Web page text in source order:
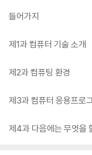
들어가지
제1과 컴퓨터 기술 소개
제2과 컴퓨팅 환경
제3과 컴퓨터 응용프로
제4과 다음에는 무엇을